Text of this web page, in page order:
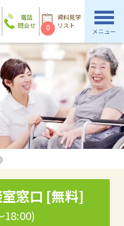
電話
問合せ
資料見学
リスト
0 メニュー
窓口 [無料]
18:00)